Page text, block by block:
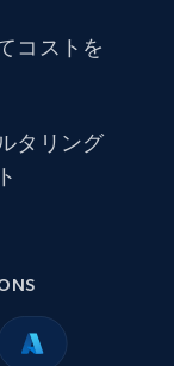
Detailed
more.
コストを
タリング